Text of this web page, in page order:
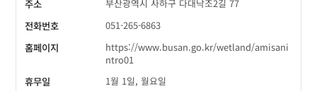
주소
부산광역시 사하구 다대낙조2길 77
전화번호
051-265-6863
홈페이지
https://www.busan.go.kr/wetland/amisani
ntro01
휴무일
1월 1일, 월요일